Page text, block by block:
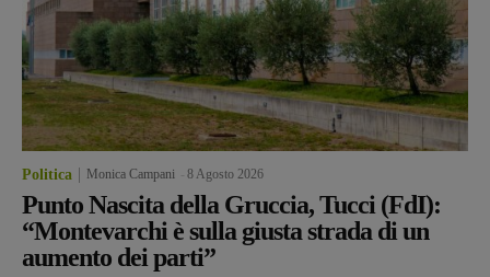
Politica Monica Campani 8 Agosto 2026
Punto Nascita della Gruccia, Tucci (FdI):
“Montevarchi è sulla giusta strada di un
aumento dei parti”